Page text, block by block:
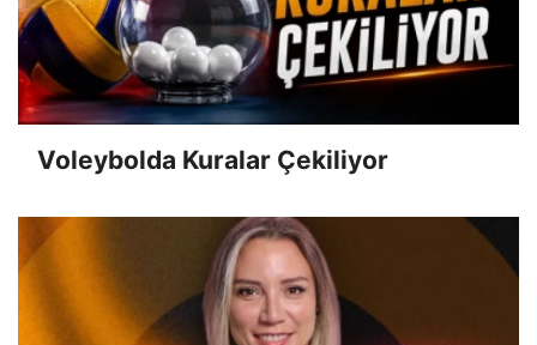
Voleybolda Kuralar Çekiliyor